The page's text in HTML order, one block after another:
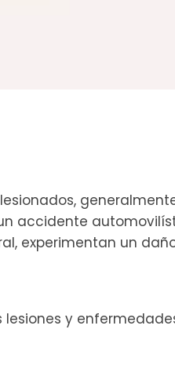
accidente
experimentan un
lesiones y